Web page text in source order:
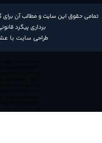
​تمامی حقوق این سایت و مطالب آن
برداری پیگرد
طراحی سایت با